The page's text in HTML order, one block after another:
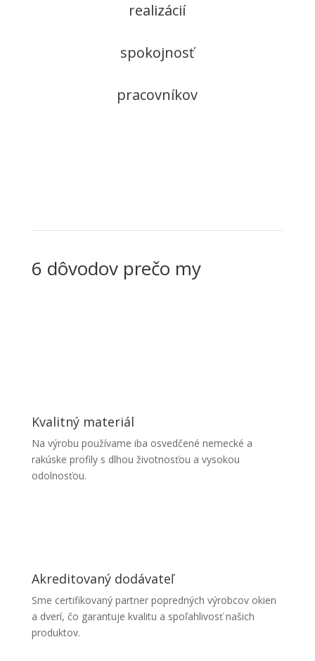
realizácií
spokojnosť
pracovníkov
6 dôvodov prečo my
Kvalitný materiál
Na výrobu používame iba osvedčené nemecké a
rakúske profily s dlhou životnosťou a vysokou
odolnosťou.
Akreditovaný dodávateľ
Sme certifikovaný partner popredných výrobcov okien
a dverí, čo garantuje kvalitu a spoľahlivosť našich
produktov.